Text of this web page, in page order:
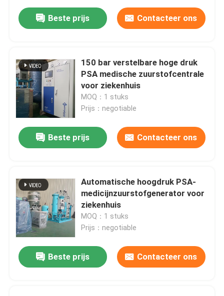
Beste prijs Contacteer ons
150 bar verstelbare hoge druk
PSA medische zuurstofcentrale
voor ziekenhuis
MOQ：1 stuks
Prijs：negotiable
Beste prijs Contacteer ons
Automatische hoogdruk PSA-
medicijnzuurstofgenerator voor
ziekenhuis
MOQ：1 stuks
Prijs：negotiable
Beste prijs Contacteer ons